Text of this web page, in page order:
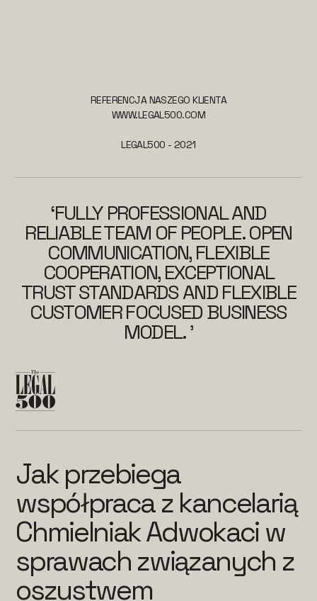
REFERENCJA NASZEGO KLIENTA
WWW.LEGAL500.COM
LEGAL500 - 2021
‘FULLY PROFESSIONAL AND
RELIABLE TEAM OF PEOPLE. OPEN
COMMUNICATION, FLEXIBLE
COOPERATION, EXCEPTIONAL
TRUST STANDARDS AND FLEXIBLE
CUSTOMER FOCUSED BUSINESS
MODEL. ’
Jak przebiega
współpraca z kancelarią
Chmielniak Adwokaci w
sprawach związanych z
oszustwem